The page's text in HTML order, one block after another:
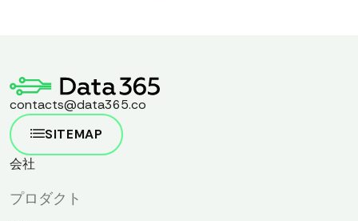
contacts@data365.co
SITEMAP
会社
プロダクト